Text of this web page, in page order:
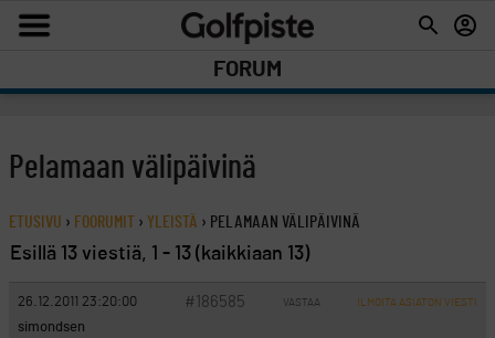
FORUM
Pelamaan välipäivinä
ETUSIVU › FOORUMIT › YLEISTÄ › PELAMAAN VÄLIPÄIVINÄ
Esillä 13 viestiä, 1 - 13 (kaikkiaan 13)
26.12.2011 23:20:00 #186585 VASTAA ILMOITA ASIATON VIESTI
simondsen